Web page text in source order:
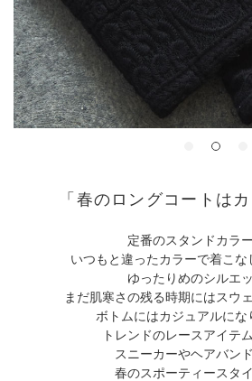
「春のロングコートは
定番のスタンドカラ
いつもと違ったカラーで着こな
ゆったりめのシルエ
まだ肌寒さの残る時期にはスウ
ボトムにはカジュアルにな
トレンドのレースアイテ
スニーカーやヘアバン
春のスポーティースタ